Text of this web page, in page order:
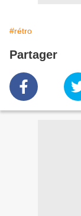
#rétro
Partager